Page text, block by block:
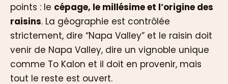
points : le cépage, le millésime et l’origine des
raisins. La géographie est contrôlée
strictement, dire “Napa Valley” et le raisin doit
venir de Napa Valley, dire un vignoble unique
comme To Kalon et il doit en provenir, mais
tout le reste est ouvert.